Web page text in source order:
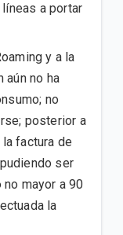
a portar
y a la
aún no ha
no
posterior a
factura de
ser
mayor a 90
la